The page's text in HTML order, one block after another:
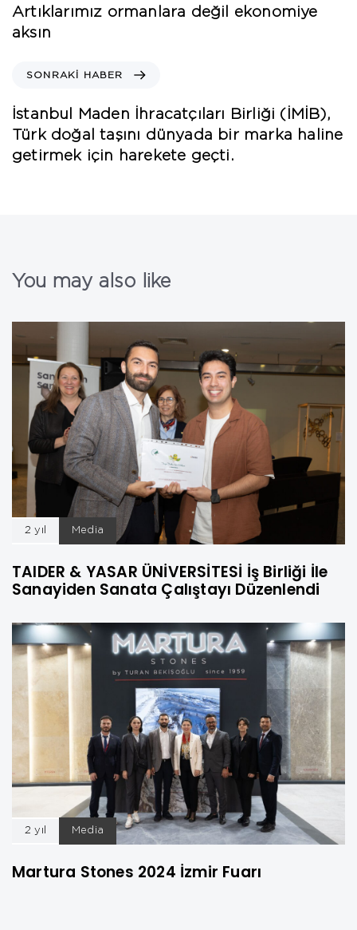
Artıklarımız ormanlara değil ekonomiye
aksın
SONRAKI HABER
İstanbul Maden İhracatçıları Birliği (İMİB),
Türk doğal taşını dünyada bir marka haline
getirmek için harekete geçti.
You may also like
2 yıl Media
TAIDER & YASAR ÜNİVERSİTESİ İş Birliği İle
Sanayiden Sanata Çalıştayı Düzenlendi
2 yıl Media
Martura Stones 2024 İzmir Fuarı